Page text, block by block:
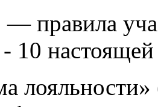
— правила
- 10